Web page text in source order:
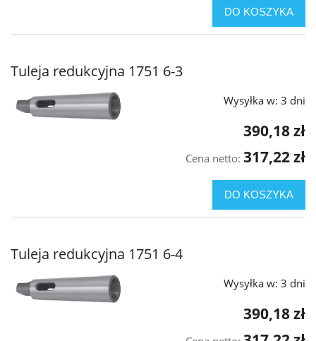
DO KOSZYKA
Tuleja redukcyjna 1751 6-3
Wysyłka w: 3 dni
390,18 zł
Cena netto: 317,22 zł
DO KOSZYKA
Tuleja redukcyjna 1751 6-4
Wysyłka w: 3 dni
390,18 zł